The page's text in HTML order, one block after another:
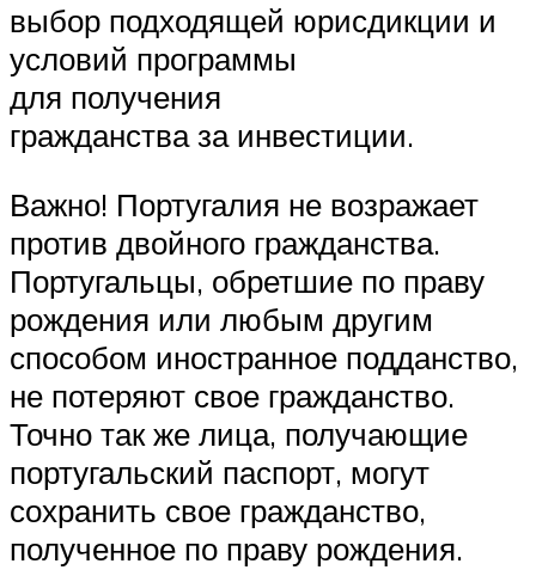
выбор подходящей юрисдикции и
условий программы
для получения
гражданства за инвестиции.
Важно! Португалия не возражает
против двойного гражданства.
Португальцы, обретшие по праву
рождения или любым другим
способом иностранное подданство,
не потеряют свое гражданство.
Точно так же лица, получающие
португальский паспорт, могут
сохранить свое гражданство,
полученное по праву рождения.